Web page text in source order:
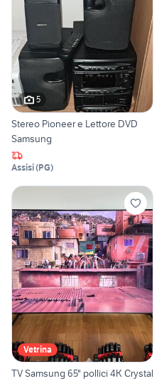
5
Stereo Pioneer e Lettore DVD
Samsung
Assisi(PG)
Vetrina
TV Samsung 65" pollici 4K Crystal